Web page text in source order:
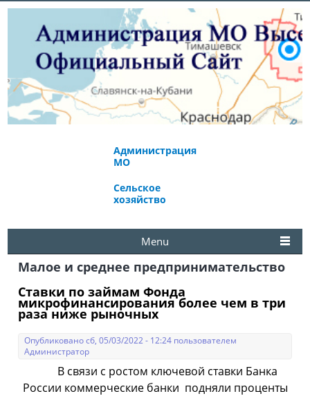
Администрация
МО
Сельское
хозяйство
Menu
Малое и среднее предпринимательство
Ставки по займам Фонда
микрофинансирования более чем в три
раза ниже рыночных
Опубликовано сб, 05/03/2022 - 12:24 пользователем
Администратор
В связи с ростом ключевой ставки Банка
России коммерческие банки подняли проценты